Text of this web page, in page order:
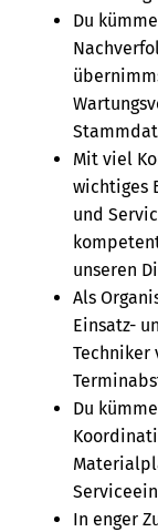
Du
Mit viel
wichtiges
und
unseren
Als
Einsatz-
Du
In enger